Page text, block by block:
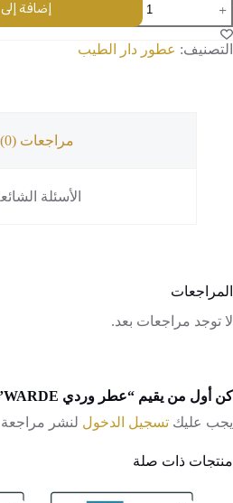
عطر
وردي
WARDE
إضافة
التصنيف: عطور دار الطيب
مراجعات (0)
الأسئلة
المراجعات
لا توجد مراجعات بعد.
كن أول من يقيم “عطر وردي WARDE”
يجب عليك تسجيل الدخول لنشر
منتجات ذات صلة